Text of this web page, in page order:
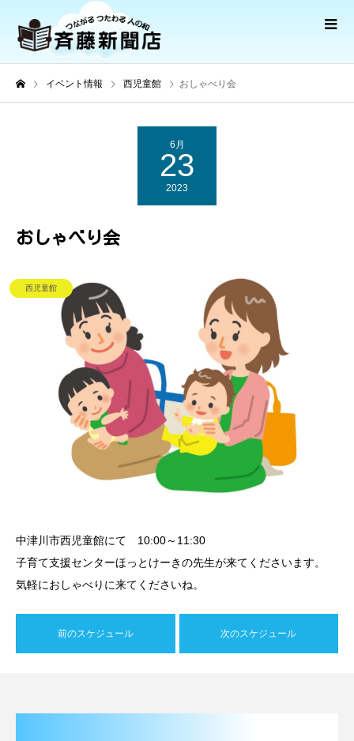
イベント情報 西児童館 おしゃべり会
6月
23
2023
おしゃべり会
西児童館
中津川市西児童館にて 10:00～11:30
子育て支援センターほっとけーきの先生が来てくださいます。
気軽におしゃべりに来てくださいね。
前のスケジュール 次のスケジュール